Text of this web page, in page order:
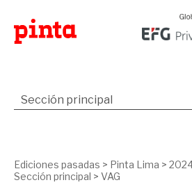
Ediciones pasadas > Pinta Lima >
Sección principal > VAG